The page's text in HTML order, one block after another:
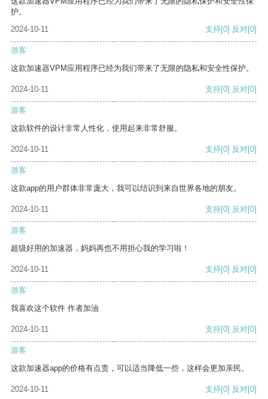
护。
2024-10-11
支持[0] 反对[0]
游客
这款加速器VPM应用程序已经为我们带来了无限的隐私和安全性保护。
2024-10-11 支持[0] 反对[0]
游客
这款软件的设计非常人性化，使用起来非常舒服。
2024-10-11 支持[0] 反对[0]
游客
这款app的用户群体非常庞大，我可以结识到来自世界各地的朋友。
2024-10-11 支持[0] 反对[0]
游客
超级好用的加速器，妈妈再也不用担心我的学习啦！
2024-10-11 支持[0] 反对[0]
游客
我喜欢这个软件 作者加油
2024-10-11 支持[0] 反对[0]
游客
这款加速器app的价格有点贵，可以适当降低一些，这样会更加亲民。
2024-10-11 支持[0] 反对[0]